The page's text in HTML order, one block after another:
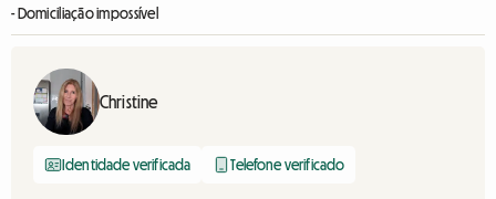
- Domiciliação impossível
Christine
Identidade verificada Telefone verificado